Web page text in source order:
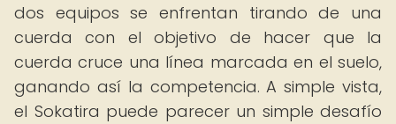
dos equipos se enfrentan tirando de una
cuerda con el objetivo de hacer que la
cuerda cruce una línea marcada en el suelo,
ganando así la competencia. A simple vista,
el Sokatira puede parecer un simple desafío